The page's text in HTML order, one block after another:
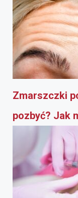
Zmarszczki
pozbyć? Jak